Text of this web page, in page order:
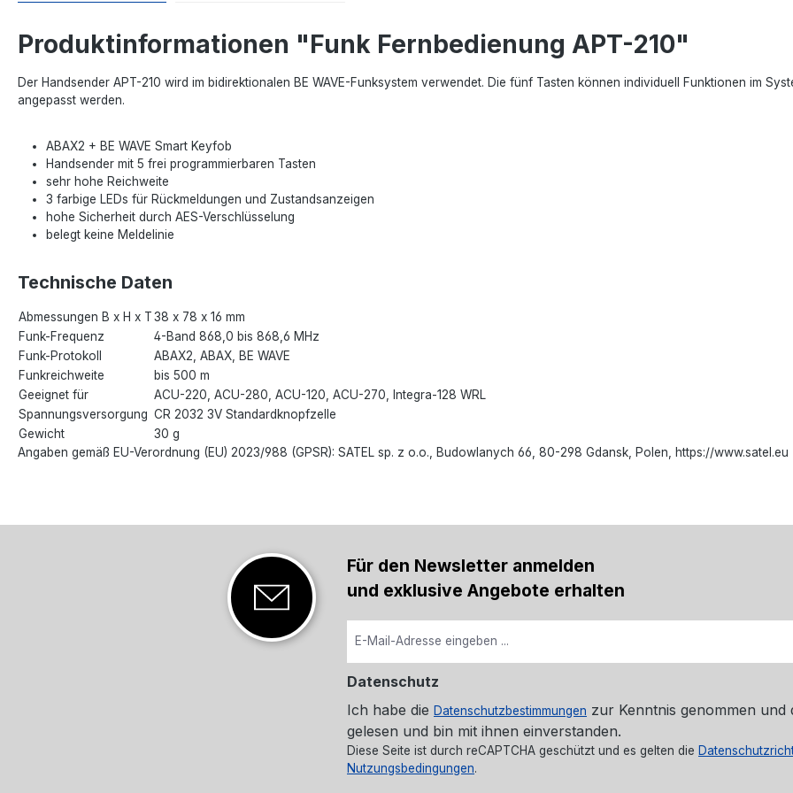
Produktinformationen "Funk Fernbedienung APT-210"
Der Handsender APT-210 wird im bidirektionalen BE WAVE-Funksystem verwendet. Die fünf Tasten können individuell Funktionen im
angepasst werden.
ABAX2 + BE WAVE Smart Keyfob
Handsender mit 5 frei programmierbaren Tasten
sehr hohe Reichweite
3 farbige LEDs für Rückmeldungen und Zustandsanzeigen
hohe Sicherheit durch AES-Verschlüsselung
belegt keine Meldelinie
Technische Daten
Abmessungen B x H x T38 x 78 x 16 mm
Funk-Frequenz
4-Band 868,0 bis 868,6 MHz
Funk-Protokoll
ABAX2, ABAX, BE WAVE
Funkreichweite
bis 500 m
Geeignet für
ACU-220, ACU-280, ACU-120, ACU-270, Integra-128 WRL
Spannungsversorgung CR 2032 3V Standardknopfzelle
Gewicht
30 g
Angaben gemäß EU-Verordnung (EU) 2023/988 (GPSR): SATEL sp. z o.o., Budowlanych 66, 80-298 Gdansk, Polen, https://www.satel.eu
Für den Newsletter anmelden
und exklusive Angebote erhalten
Datenschutz
Ich habe die Datenschutzbestimmungen zur Kenntnis genommen und
gelesen und bin mit ihnen einverstanden.
Diese Seite ist durch reCAPTCHA geschützt und es gelten die
Nutzungsbedingungen.